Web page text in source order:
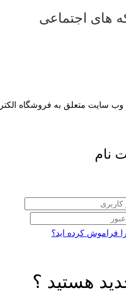
های اجتماعی
وب سایت متعلق به فروشگاه
نام
فراموش کرده اید؟
هستید ؟